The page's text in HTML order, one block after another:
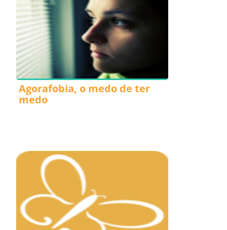
Agorafobia, o medo de ter
medo